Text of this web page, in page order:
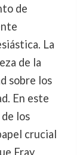
de
La
de la
sobre los
En este
los
crucial
Fray